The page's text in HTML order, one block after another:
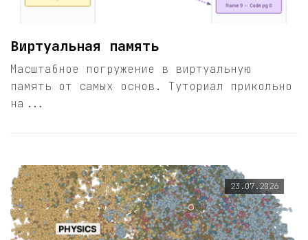
Виртуальная память
Масштабное погружение в виртуальную
память от самых основ. Туториал прикольно
на...
23.07.2026